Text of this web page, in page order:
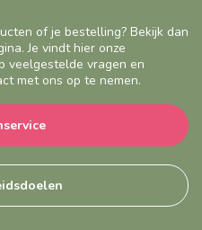
of je bestelling? Bekijk dan
Je vindt hier onze
veelgestelde vragen en
met ons op te nemen.